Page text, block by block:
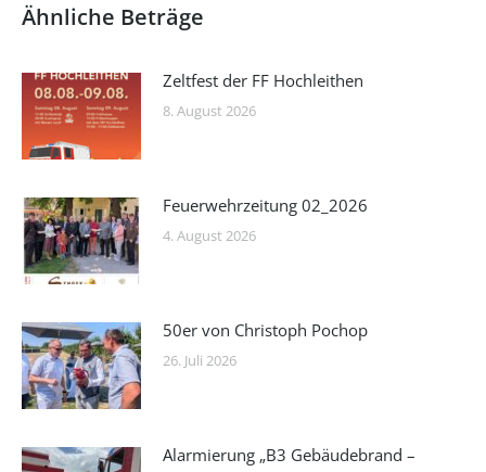
Ähnliche Beträge
Zeltfest der FF Hochleithen
8. August 2026
Feuerwehrzeitung 02_2026
4. August 2026
50er von Christoph Pochop
26. Juli 2026
Alarmierung „B3 Gebäudebrand –